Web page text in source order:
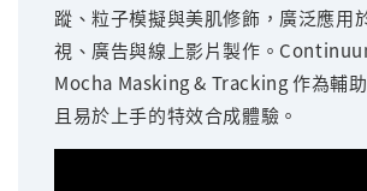
蹤、粒子模擬與美肌修飾，廣泛應用
視、廣告與線上影片製作。
Mocha Masking & Tracking 作為輔
且易於上手的特效合成體驗。